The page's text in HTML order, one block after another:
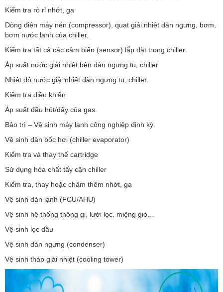
Kiểm tra rò rỉ nhớt, ga
Dòng điện máy nén (compressor), quạt giải nhiệt dàn ngưng, bơm,
bơm nước lạnh của chiller.
Kiểm tra tất cả các cảm biến (sensor) lắp đặt trong chiller.
Áp suất nước giải nhiệt bên dàn ngưng tụ, chiller
Nhiệt độ nước giải nhiệt dàn ngưng tụ, chiller.
Kiểm tra điều khiển
Áp suất đầu hút/đẩy của gas.
Bảo trì – Vệ sinh máy lạnh công nghiệp định kỳ.
Vệ sinh dàn bốc hơi (chiller evaporator)
Kiểm tra và thay thế cartridge
Sử dụng hóa chất tẩy cặn chiller
Kiểm tra, thay hoặc châm thêm nhớt, ga
Vệ sinh dàn lạnh (FCU/AHU)
Vệ sinh hệ thống thông gi, lưới lọc, miệng gió…
Vệ sinh lọc dầu
Vệ sinh dàn ngưng (condenser)
Vệ sinh tháp giải nhiệt (cooling tower)